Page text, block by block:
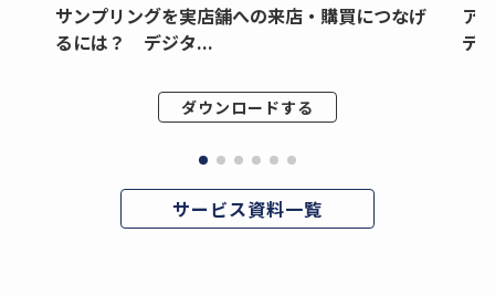
サンプリングを実店舗への来店・購買につなげ
るには？ デジタ...
ダウンロードする
ア
デ
サービス資料一覧